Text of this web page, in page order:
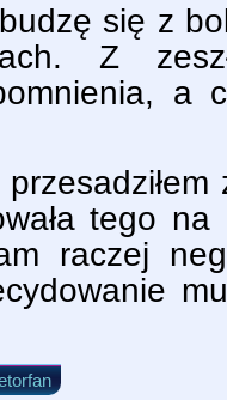
się z
Z
a
tego na
raczej